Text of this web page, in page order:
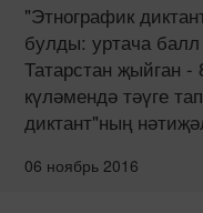
"Этнографик
булды: уртача
Татарстан җыйган -
күләмендә тәүге
диктант"ның
06 ноябрь 2016